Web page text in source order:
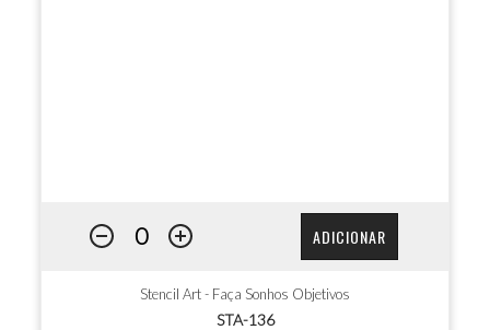
ADICIONAR
Stencil Art - Faça Sonhos Objetivos
STA-136